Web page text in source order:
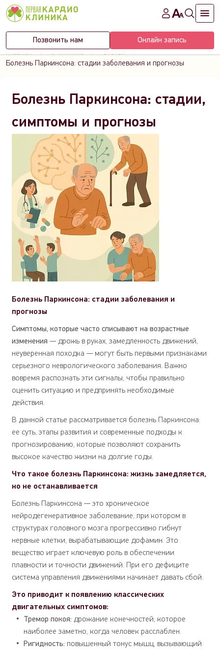
Позвонить нам
Онлайн запись
Главная
О клинике
Статьи
Болезнь Паркинсона: стадии заболевания и прогнозы
Болезнь Паркинсона: стадии,
симптомы и прогнозы
Болезнь Паркинсона: стадии заболевания и
прогнозы
Симптомы, которые часто списывают на возрастные
изменения — дрожь в руках, замедленность движений,
неуверенная походка — могут быть первыми признаками
серьезного неврологического заболевания. Важно
вовремя распознать эти сигналы, чтобы правильно
оценить ситуацию и предпринять необходимые
действия.
В данной статье рассматривается болезнь Паркинсона:
ее суть, этапы развития и современные подходы к
прогнозированию, которые позволяют сохранить
высокое качество жизни на долгие годы.
Что такое болезнь Паркинсона: жизнь замедляется,
но не останавливается
Болезнь Паркинсона — это хроническое
нейродегенеративное заболевание, при котором в
структурах головного мозга прогрессивно гибнут
нервные клетки, вырабатывающие дофамин. Это
вещество играет ключевую роль в обеспечении
плавности и точности движений. При его дефиците
система управления движениями начинает давать сбой.
Это приводит к появлению классических
двигательных симптомов:
Тремор покоя: дрожание конечностей, которое
наиболее заметно, когда человек расслаблен.
Ригидность: повышенный тонус мышц, вызывающий